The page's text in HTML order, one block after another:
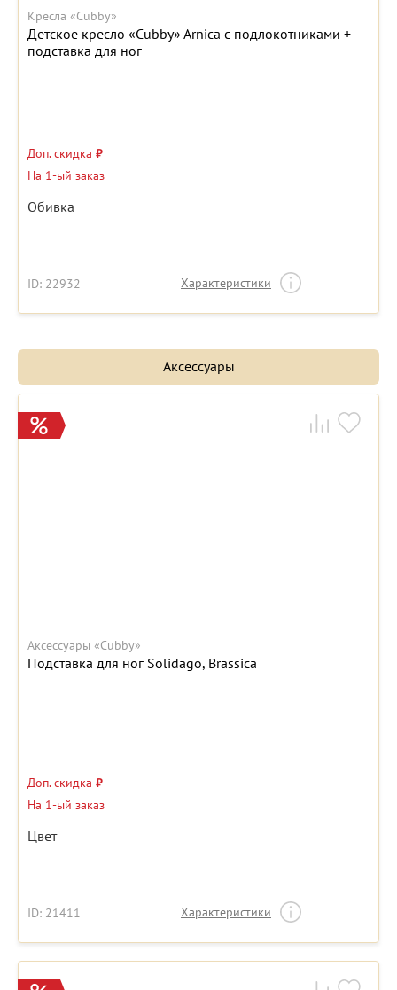
Кресла «Cubby»
Детское кресло «Cubby» Arnica с подлокотниками +
подставка для ног
Доп. скидка ₽
На 1-ый заказ
Обивка
ID: 22932 Характеристики
Аксессуары
Аксессуары «Cubby»
Подставка для ног Solidago, Brassica
Доп. скидка ₽
На 1-ый заказ
Цвет
ID: 21411 Характеристики